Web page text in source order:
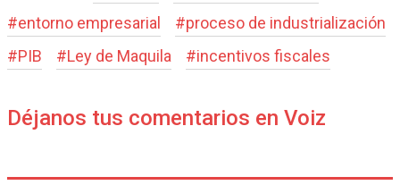
#entorno empresarial #proceso de industrialización
#PIB #Ley de Maquila #incentivos fiscales
Déjanos tus comentarios en Voiz